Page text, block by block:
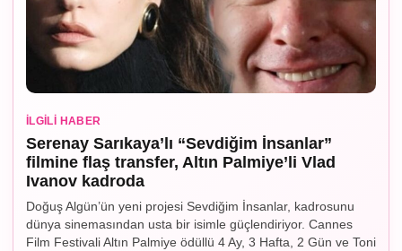
İLGILI HABER
Serenay Sarıkaya’lı “Sevdiğim İnsanlar”
filmine flaş transfer, Altın Palmiye’li Vlad
Ivanov kadroda
Doğuş Algün’ün yeni projesi Sevdiğim İnsanlar, kadrosunu
dünya sinemasından usta bir isimle güçlendiriyor. Cannes
Film Festivali Altın Palmiye ödüllü 4 Ay, 3 Hafta, 2 Gün ve Toni